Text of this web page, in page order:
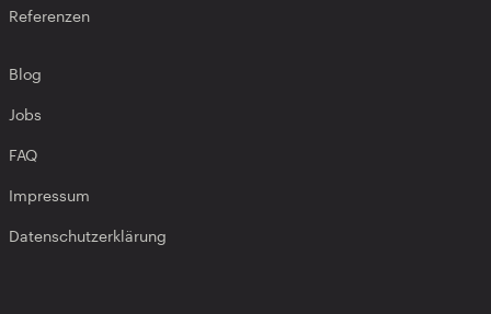
Referenzen
Blog
Jobs
FAQ
Impressum
Datenschutzerklärung